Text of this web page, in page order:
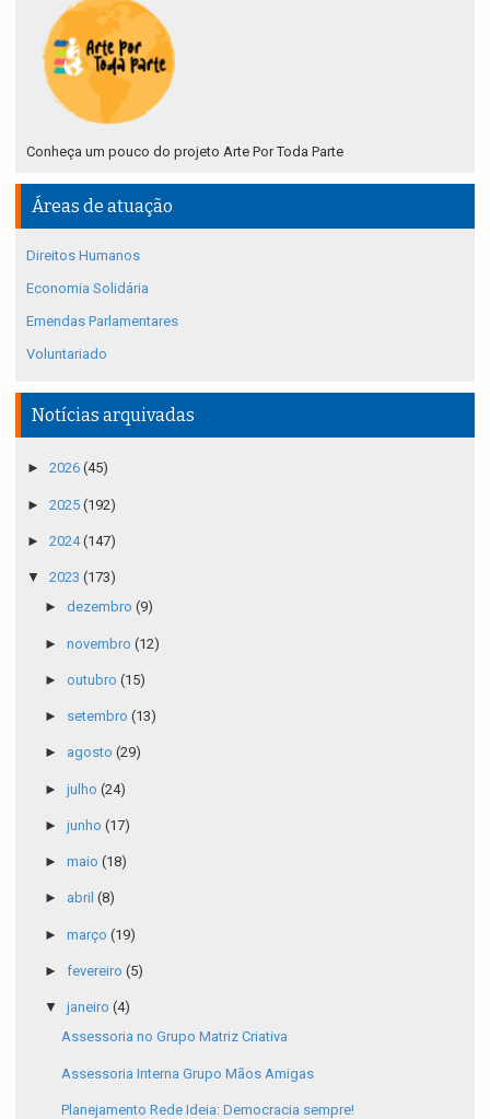
Conheça um pouco do projeto Arte Por Toda Parte
Áreas de atuação
Direitos Humanos
Economia Solidária
Emendas Parlamentares
Voluntariado
Notícias arquivadas
► 2026 (45)
► 2025 (192)
► 2024(147)
▼ 2023 (173)
► dezembro (9)
► novembro (12)
► outubro (15)
► setembro (13)
► agosto (29)
► julho (24)
► junho (17)
► maio (18)
► abril (8)
► março (19)
► fevereiro (5)
▼ janeiro (4)
Assessoria no Grupo Matriz Criativa
Assessoria Interna Grupo Mãos Amigas
Planejamento Rede Ideia: Democracia sempre!